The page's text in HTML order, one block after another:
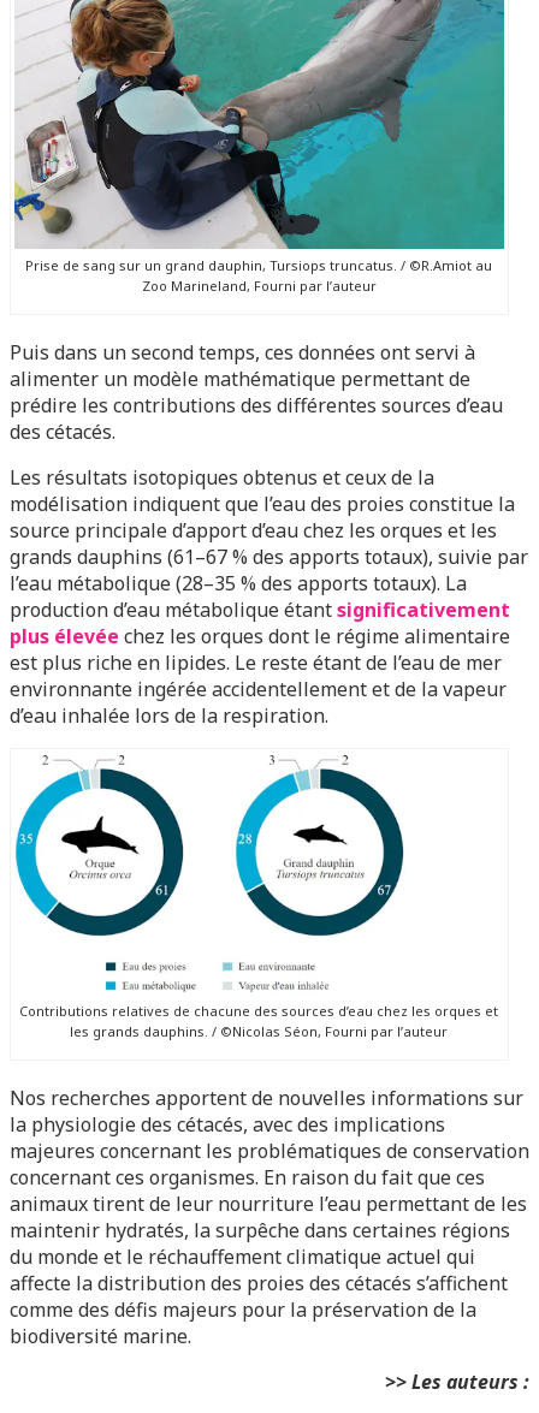
Prise de sang sur un grand dauphin, Tursiops truncatus. / ©R.Amiot au
Zoo Marineland, Fourni par l’auteur
Puis dans un second temps, ces données ont servi à
alimenter un modèle mathématique permettant de
prédire les contributions des différentes sources d’eau
des cétacés.
Les résultats isotopiques obtenus et ceux de la
modélisation indiquent que l’eau des proies constitue la
source principale d’apport d’eau chez les orques et les
grands dauphins (61–67 % des apports totaux), suivie par
l’eau métabolique (28–35 % des apports totaux). La
production d’eau métabolique étantsignificativement
plus élevée chez les orques dont le régime alimentaire
est plus riche en lipides. Le reste étant de l’eau de mer
environnante ingérée accidentellement et de la vapeur
d’eau inhalée lors de la respiration.
Contributions relatives de chacune des sources d’eau chez les orques et
les grands dauphins. / ©Nicolas Séon, Fourni par l’auteur
Nos recherches apportent de nouvelles informations sur
la physiologie des cétacés, avec des implications
majeures concernant les problématiques de conservation
concernant ces organismes. En raison du fait que ces
animaux tirent de leur nourriture l’eau permettant de les
maintenir hydratés, la surpêche dans certaines régions
du monde et le réchauffement climatique actuel qui
affecte la distribution des proies des cétacés s’affichent
comme des défis majeurs pour la préservation de la
biodiversité marine.
>> Les auteurs :